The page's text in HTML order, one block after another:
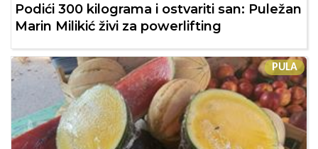
Podići 300 kilograma i ostvariti san: Puležan
Marin Milikić živi za powerlifting
PULA